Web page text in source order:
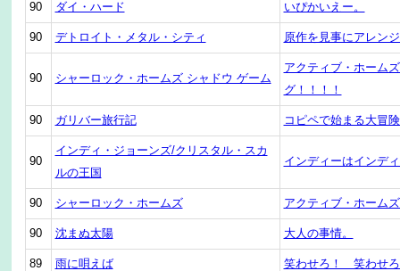
90 ダイ・ハード いぴかいえー。
90 デトロイト・メタル・シティ 原作を見事にアレン
90 シャーロック・ホームズ シャドウ ゲーム
アクティブ・ホーム
グ！！！！
90 ガリバー旅行記 コピペで始まる大冒
90
インディ・ジョーンズ/クリスタル・スカ
ルの王国
インディーはインデ
90 シャーロック・ホームズ アクティブ・ホーム
90 沈まぬ太陽 大人の事情。
89 雨に唄えば 笑わせろ！ 笑わせ